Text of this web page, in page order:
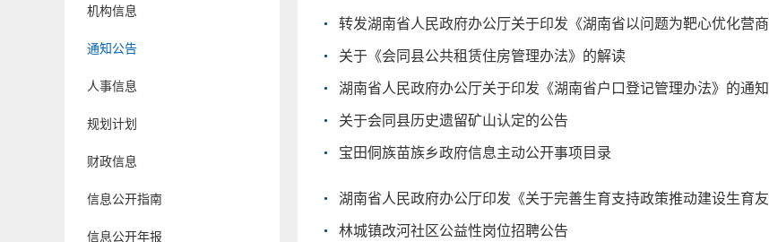
机构信息
通知公告
人事信息
规划计划
财政信息
信息公开指南
信息公开年报
关于《会同县公共租赁住房管理办法》的解读
湖南省人民政府办公厅关于印发《湖南省户口登记管理办法》的通知
关于会同县历史遗留矿山认定的公告
宝田侗族苗族乡政府信息主动公开事项目录
林城镇改河社区公益性岗位招聘公告